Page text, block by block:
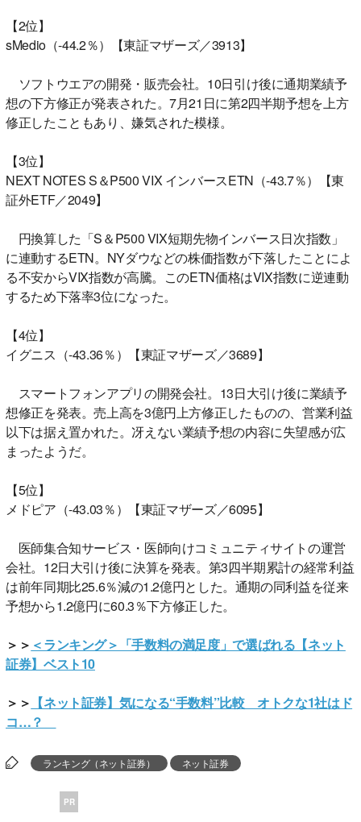
【2位】
sMedio（-44.2％）【東証マザーズ／3913】
ソフトウエアの開発・販売会社。10日引け後に通期業績予
想の下方修正が発表された。7月21日に第2四半期予想を上方
修正したこともあり、嫌気された模様。
【3位】
NEXT NOTES S＆P500 VIX インバースETN（-43.7％）【東
証外ETF／2049】
円換算した「S＆P500 VIX短期先物インバース日次指数」
に連動するETN。NYダウなどの株価指数が下落したことによ
る不安からVIX指数が高騰。このETN価格はVIX指数に逆連動
するため下落率3位になった。
【4位】
イグニス（-43.36％）【東証マザーズ／3689】
スマートフォンアプリの開発会社。13日大引け後に業績予
想修正を発表。売上高を3億円上方修正したものの、営業利益
以下は据え置かれた。冴えない業績予想の内容に失望感が広
まったようだ。
【5位】
メドピア（-43.03％）【東証マザーズ／6095】
医師集合知サービス・医師向けコミュニティサイトの運営
会社。12日大引け後に決算を発表。第3四半期累計の経常利益
は前年同期比25.6％減の1.2億円とした。通期の同利益を従来
予想から1.2億円に60.3％下方修正した。
＞＞ ＜ランキング＞「手数料の満足度」で選ばれる【ネット
証券】ベスト10
＞＞ 【ネット証券】気になる“手数料”比較 オトクな1社はド
コ…？
ランキング（ネット証券） ネット証券
PR